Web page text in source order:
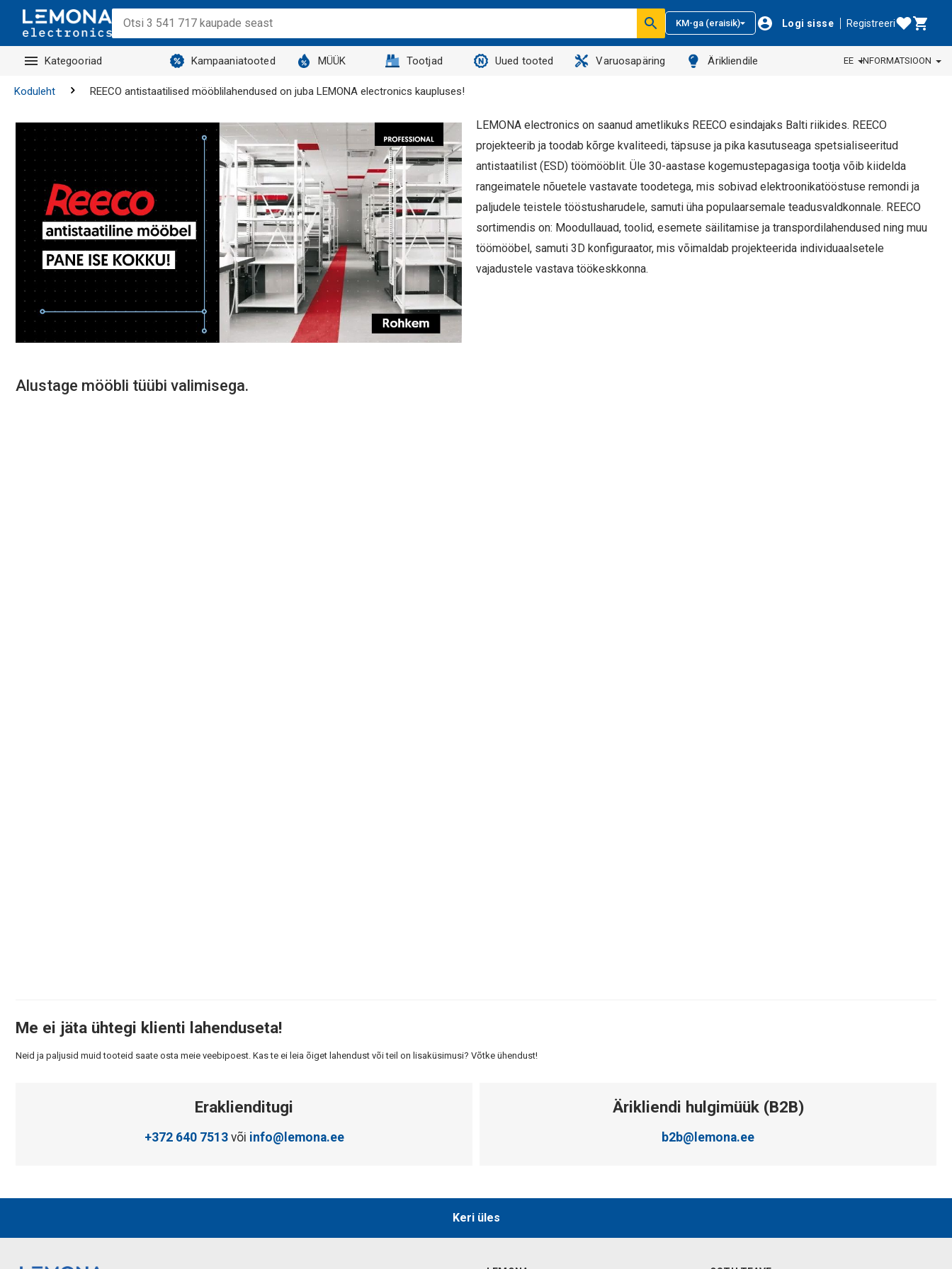
KM-ga (eraisik) Logi sisse Registreeri
Kategooriad Kampaaniatooted MÜÜK Tootjad Uued tooted Varuosapäring Ärikliendile EE INFORMATSIOON
Koduleht REECO antistaatilised mööblilahendused on juba LEMONA electronics kaupluses!
LEMONA electronics on saanud ametlikuks REECO esindajaks Balti riikides. REECO
projekteerib ja toodab kõrge kvaliteedi, täpsuse ja pika kasutuseaga spetsialiseeritud
antistaatilist (ESD) töömööblit. Üle 30-aastase kogemustepagasiga tootja võib kiidelda
rangeimatele nõuetele vastavate toodetega, mis sobivad elektroonikatööstuse remondi ja
paljudele teistele tööstusharudele, samuti üha populaarsemale teadusvaldkonnale. REECO
sortimendis on: Moodullauad, toolid, esemete säilitamise ja transpordilahendused ning muu
töömööbel, samuti 3D konfiguraator, mis võimaldab projekteerida individuaalsetele
vajadustele vastava töökeskkonna.
Alustage mööbli tüübi valimisega.
Me ei jäta ühtegi klienti lahenduseta!
Neid ja paljusid muid tooteid saate osta meie veebipoest. Kas te ei leia õiget lahendust või teil on lisaküsimusi? Võtke ühendust!
Eraklienditugi
+372 640 7513või info@lemona.ee
Ärikliendi hulgimüük (B2B)
b2b@lemona.ee
Keri üles